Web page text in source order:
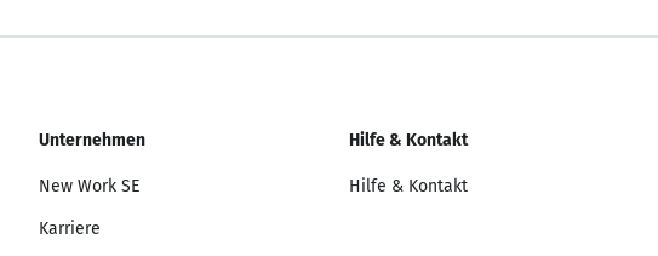
Unternehmen
New Work SE
Karriere
Hilfe & Kontakt
Hilfe & Kontakt